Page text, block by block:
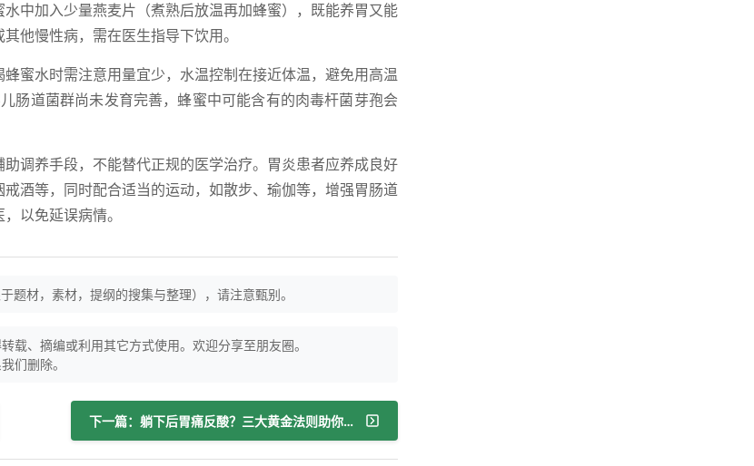
中加入少量燕麦片（煮熟后放温再加蜂蜜），既能养胃又能
他慢性病，需在医生指导下饮用。
蜜水时需注意用量宜少，水温控制在接近体温，避免用高温
肠道菌群尚未发育完善，蜂蜜中可能含有的肉毒杆菌芽孢会
调养手段，不能替代正规的医学治疗。胃炎患者应养成良好
酒等，同时配合适当的运动，如散步、瑜伽等，增强胃肠道
以免延误病情。
题材，素材，提纲的搜集与整理），请注意甄别。
载、摘编或利用其它方式使用。欢迎分享至朋友圈。
们删除。
下一篇：躺下后胃痛反酸？三大黄金法则助你轻松应对